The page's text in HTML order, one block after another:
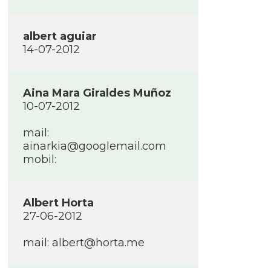
albert aguiar
14-07-2012
Aina Mara Giraldes Muñoz
10-07-2012
mail:
ainarkia@googlemail.com
mobil:
Albert Horta
27-06-2012
mail: albert@horta.me